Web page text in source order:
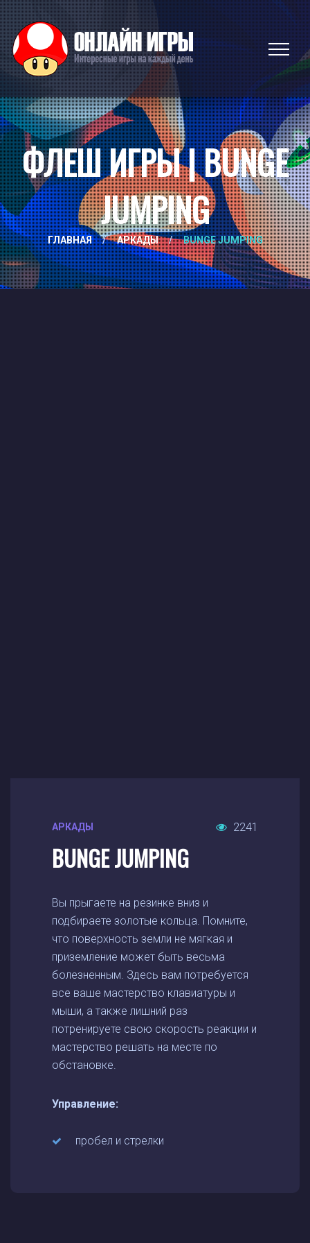
ФЛЕШ ИГРЫ | BUNGE
JUMPING
ГЛАВНАЯ / АРКАДЫ / BUNGE JUMPING
АРКАДЫ 2241
BUNGE JUMPING
Вы прыгаете на резинке вниз и
подбираете золотые кольца. Помните,
что поверхность земли не мягкая и
приземление может быть весьма
болезненным. Здесь вам потребуется
все ваше мастерство клавиатуры и
мыши, а также лишний раз
потренируете свою скорость реакции и
мастерство решать на месте по
обстановке.
Управление:
пробел и стрелки